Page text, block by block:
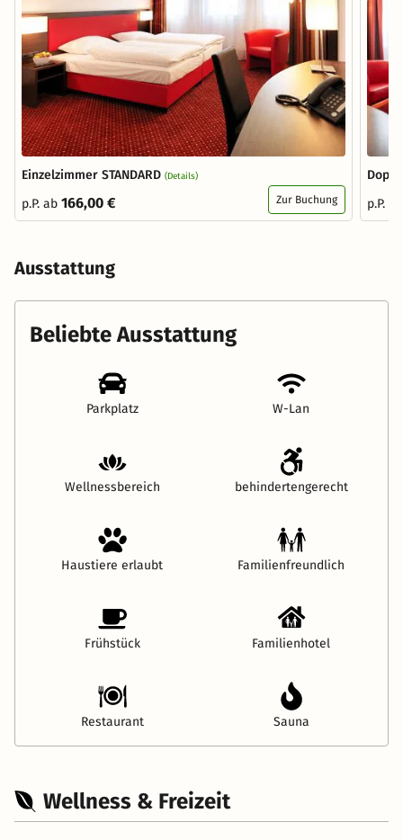
Einzelzimmer STANDARD (Details)
p.P. ab 166,00 € Zur Buchung
p.P.
Ausstattung
Beliebte Ausstattung
Parkplatz W-Lan
Wellnessbereich behindertengerecht
Haustiere erlaubt Familienfreundlich
Frühstück Familienhotel
Restaurant Sauna
Wellness & Freizeit